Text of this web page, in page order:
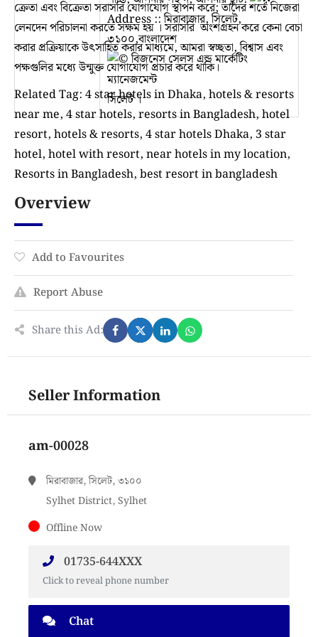
Address :: মিরাবাজার, সিলেট,
৩১০০,বাংলাদেশ
বিজনেস সেলস এন্ড মার্কেটিং
ম্যানেজমেন্ট
সিলেট ।
ক্রেতা এবং বিক্রেতা সরাসরি যোগাযোগ স্থাপন করে; তাদের শর্তে নিজেরা
লেনদেন পরিচালনা করতে সক্ষম হয় । সরাসরি অংশগ্রহন করে কেনা বেচা
করার প্রক্রিয়াকে উৎসাহিত করার মাধ্যমে, আমরা স্বচ্ছতা, বিশ্বাস এবং
পক্ষগুলির মধ্যে উন্মুক্ত যোগাযোগ প্রচার করে থাকি।
Related Tag: 4 star hotels in Dhaka, hotels & resorts
near me, 4 star hotels, resorts in Bangladesh, hotel
resort, hotels & resorts, 4 star hotels Dhaka, 3 star
hotel, hotel with resort, near hotels in my location,
Resorts in Bangladesh, best resort in bangladesh
Overview
Add to Favourites
Report Abuse
Share this Ad:
Seller Information
am-00028
মিরাবাজার, সিলেট, ৩১০০
Sylhet District, Sylhet
Offline Now
01735-644XXX
Click to reveal phone number
Chat